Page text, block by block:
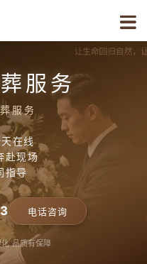
服务
服务
在线
赴现场
指导
电话咨询
品质有保障